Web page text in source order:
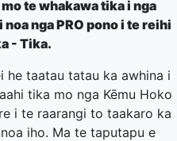
te whakawa tika i nga
nga PRO pono i te reihi
- Tika.
he taatau tatau ka awhina i
tika mo nga Kēmu Hoko
i te raarangi to taakaro ka
iho. Ma te taputapu e